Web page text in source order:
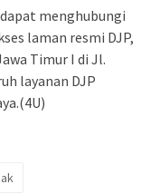
menghubungi
laman resmi DJP,
Timur I di Jl.
layanan DJP